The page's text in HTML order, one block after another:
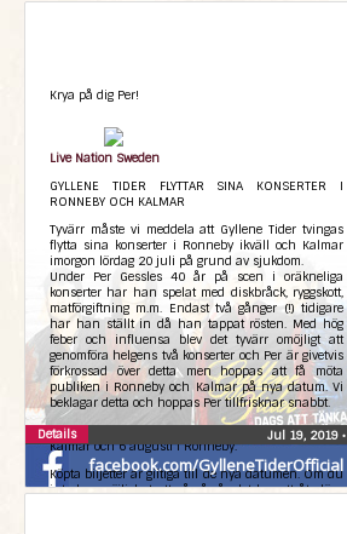
facebook.com/GylleneTiderOfficial
Krya på dig Per!
Live Nation Sweden
GYLLENE TIDER FLYTTAR SINA KONSERTER I
RONNEBY OCH KALMAR
Tyvärr måste vi meddela att Gyllene Tider tvingas
flytta sina konserter i Ronneby ikväll och Kalmar
imorgon lördag 20 juli på grund av sjukdom.
Under Per Gessles 40 år på scen i oräkneliga
konserter har han spelat med diskbråck, ryggskott,
matförgiftning m.m. Endast två gånger (!) tidigare
har han ställt in då han tappat rösten. Med hög
feber och influensa blev det tyvärr omöjligt att
genomföra helgens två konserter och Per är givetvis
förkrossad över detta men hoppas att få möta
publiken i Ronneby och Kalmar på nya datum. Vi
beklagar detta och hoppas Per tillfrisknar snabbt.
Nya datum för dessa konserter blir 5 augusti i
Kalmar och 6 augusti i Ronneby.
Köpta biljetter är giltiga till de nya datumen. Om du
inte har möjlighet att gå så går det bra att återlösa
Jul 19, 2019 •
Details